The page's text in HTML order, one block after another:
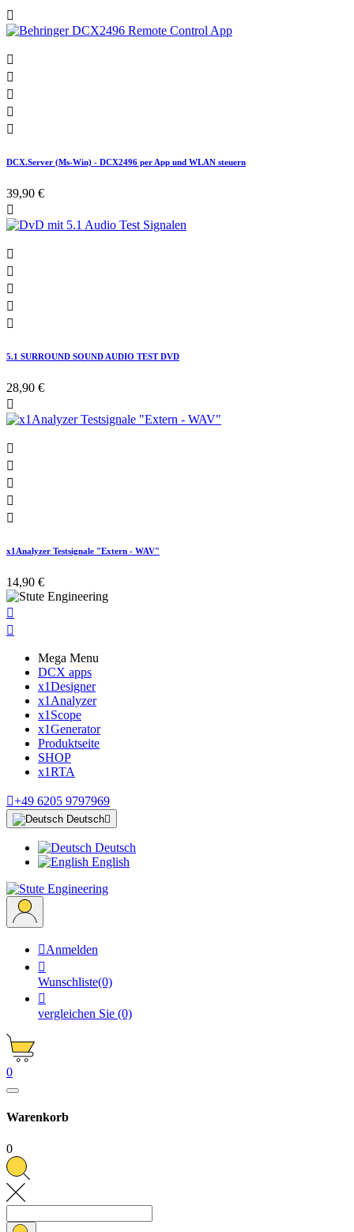






DCX.Server (Ms-Win) - DCX2496 per App und WLAN steuern
39,90 €






5.1 SURROUND SOUND AUDIO TEST DVD
28,90 €






x1Analyzer Testsignale "Extern - WAV"
14,90 €


Mega Menu
DCX apps
x1Designer
x1Analyzer
x1Scope
x1Generator
Produktseite
SHOP
x1RTA
+49 6205 9797969
Deutsch
Deutsch
English
Anmelden

Wunschliste(0)

vergleichen Sie (0)
0
Warenkorb
0